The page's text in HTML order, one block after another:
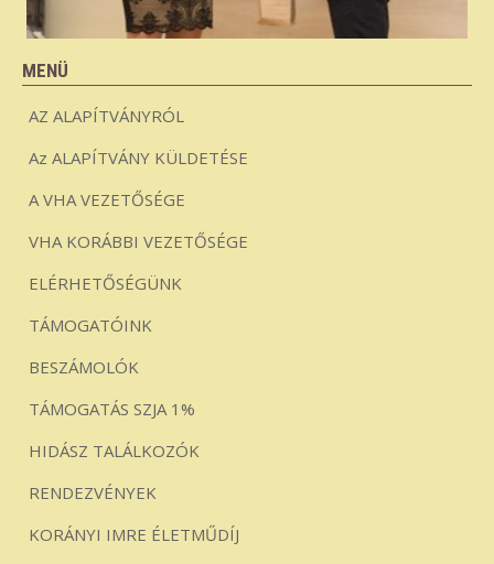
MENÜ
AZ ALAPÍTVÁNYRÓL
Az ALAPÍTVÁNY KÜLDETÉSE
A VHA VEZETŐSÉGE
VHA KORÁBBI VEZETŐSÉGE
ELÉRHETŐSÉGÜNK
TÁMOGATÓINK
BESZÁMOLÓK
TÁMOGATÁS SZJA 1%
HIDÁSZ TALÁLKOZÓK
RENDEZVÉNYEK
KORÁNYI IMRE ÉLETMŰDÍJ